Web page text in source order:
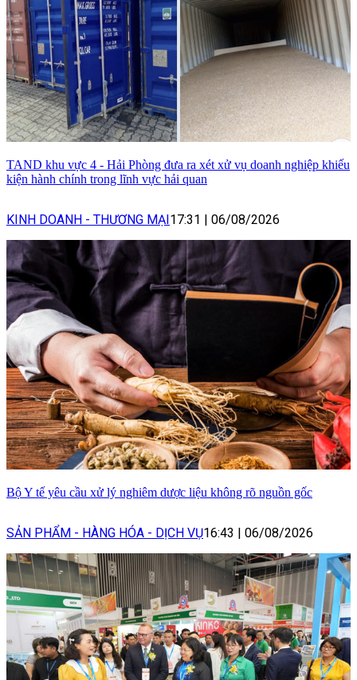
TAND khu vực 4 - Hải Phòng đưa ra xét xử vụ doanh nghiệp khiếu
kiện hành chính trong lĩnh vực hải quan
KINH DOANH - THƯƠNG MẠI 17:31 06/08/2026
Bộ Y tế yêu cầu xử lý nghiêm dược liệu không rõ nguồn gốc
SẢN PHẨM - HÀNG HÓA - DỊCH VỤ16:43 06/08/2026